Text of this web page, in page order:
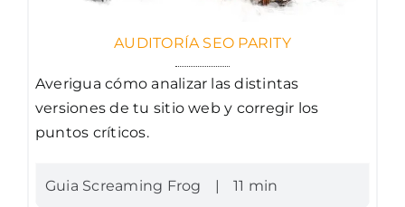
AUDITORÍA SEO PARITY
Averigua cómo analizar las distintas
versiones de tu sitio web y corregir los
puntos críticos.
Guia Screaming Frog | 11 min